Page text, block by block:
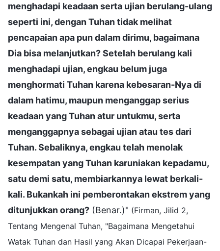
menghadapi keadaan serta ujian berulang-ulang
seperti ini, dengan Tuhan tidak melihat
pencapaian apa pun dalam dirimu, bagaimana
Dia bisa melanjutkan? Setelah berulang kali
menghadapi ujian, engkau belum juga
menghormati Tuhan karena kebesaran-Nya di
dalam hatimu, maupun menganggap serius
keadaan yang Tuhan atur untukmu, serta
menganggapnya sebagai ujian atau tes dari
Tuhan. Sebaliknya, engkau telah menolak
kesempatan yang Tuhan karuniakan kepadamu,
satu demi satu, membiarkannya lewat berkali-
kali. Bukankah ini pemberontakan ekstrem yang
ditunjukkan orang? (Benar.)" (Firman, Jilid 2,
Tentang Mengenal Tuhan, "Bagaimana Mengetahui
Watak Tuhan dan Hasil yang Akan Dicapai Pekerjaan-